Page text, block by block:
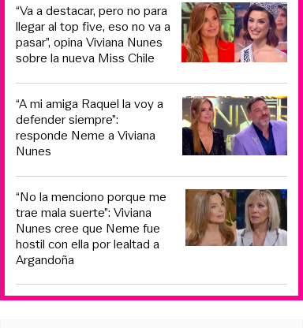
“Va a destacar, pero no para
llegar al top five, eso no va a
pasar”, opina Viviana Nunes
sobre la nueva Miss Chile
“A mi amiga Raquel la voy a
defender siempre”:
responde Neme a Viviana
Nunes
“No la menciono porque me
trae mala suerte”: Viviana
Nunes cree que Neme fue
hostil con ella por lealtad a
Argandoña